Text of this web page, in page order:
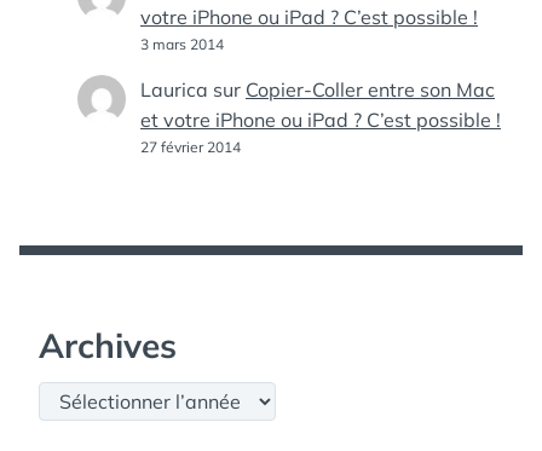
votre iPhone ou iPad ? C’est possible !
3 mars 2014
Laurica sur Copier-Coller entre son Mac
et votre iPhone ou iPad ? C’est possible !
27 février 2014
Archives
Archives